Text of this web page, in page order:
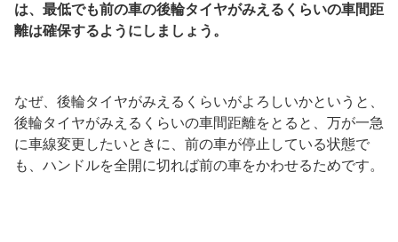
は、最低でも前の車の後輪タイヤがみえるくらいの車間距
離は確保するようにしましょう。
なぜ、後輪タイヤがみえるくらいがよろしいかというと、
後輪タイヤがみえるくらいの車間距離をとると、万が一急
に車線変更したいときに、前の車が停止している状態で
も、ハンドルを全開に切れば前の車をかわせるためです。